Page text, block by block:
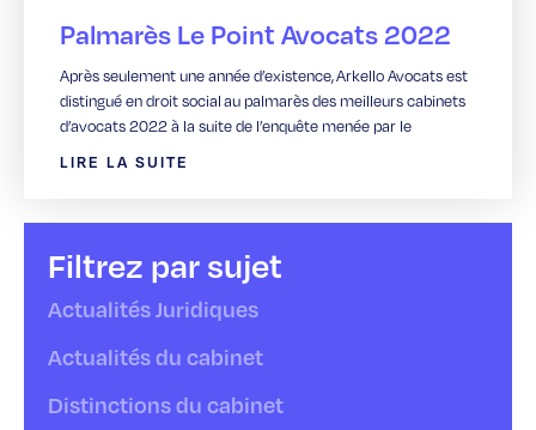
Palmarès Le Point Avocats 2022
Après seulement une année d’existence, Arkello Avocats est
distingué en droit social au palmarès des meilleurs cabinets
d’avocats 2022 à la suite de l’enquête menée par le
LIRE LA SUITE
Filtrez par sujet
Actualités Juridiques
Actualités du cabinet
Distinctions du cabinet